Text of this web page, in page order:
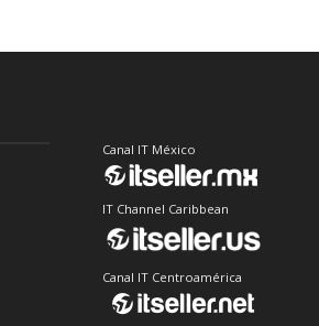
Canal IT México
IT Channel Caribbean
Canal IT Centroamérica